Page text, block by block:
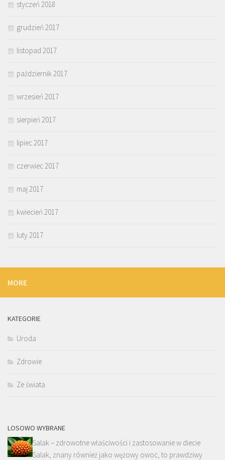
styczeń 2018
grudzień 2017
listopad 2017
październik 2017
wrzesień 2017
sierpień 2017
lipiec 2017
czerwiec 2017
maj 2017
kwiecień 2017
luty 2017
MORE
KATEGORIE
Uroda
Zdrowie
Ze świata
LOSOWO WYBRANE
Salak – zdrowotne właściwości i zastosowanie w diecie
Salak, znany również jako wężowy owoc, to prawdziwy